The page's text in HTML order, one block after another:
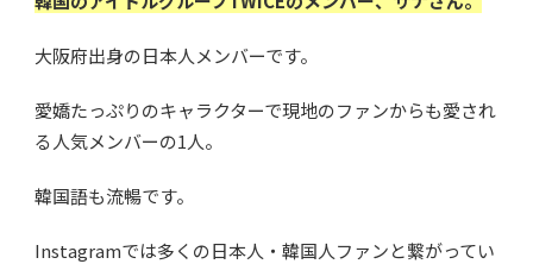
大阪府出身の日本人メンバーです。
愛嬌たっぷりのキャラクターで現地のファンからも愛され
る人気メンバーの1人。
韓国語も流暢です。
Instagramでは多くの日本人・韓国人ファンと繋がってい